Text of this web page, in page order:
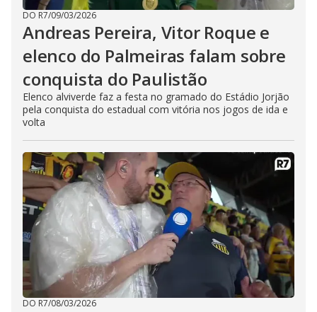
DO R7/09/03/2026
Andreas Pereira, Vitor Roque e
elenco do Palmeiras falam sobre
conquista do Paulistão
Elenco alviverde faz a festa no gramado do Estádio Jorjão
pela conquista do estadual com vitória nos jogos de ida e
volta
DO R7/08/03/2026